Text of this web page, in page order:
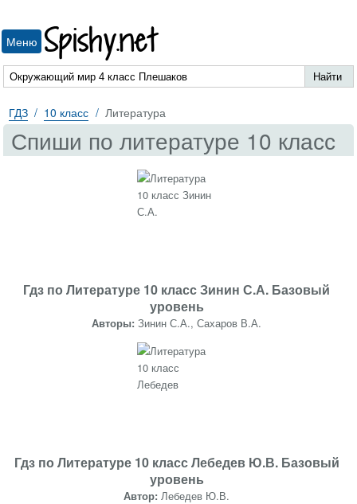
Меню Spishy.net
ГДЗ 10 класс Литература
Спиши по литературе 10 класс
Гдз по Литературе 10 класс Зинин С.А. Базовый
уровень
Авторы:Зинин С.А., Сахаров В.А.
Гдз по Литературе 10 класс Лебедев Ю.В. Базовый
уровень
Автор:Лебедев Ю.В.